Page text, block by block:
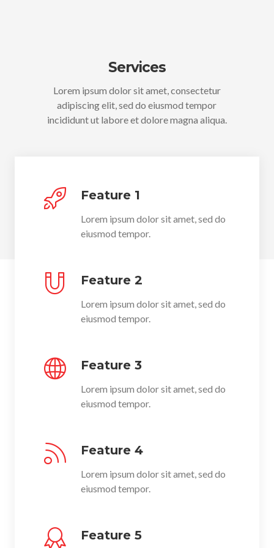
Services
Lorem ipsum dolor sit amet, consectetur
adipiscing elit, sed do eiusmod tempor
incididunt ut labore et dolore magna aliqua.
Feature 1
Lorem ipsum dolor sit amet, sed do
eiusmod tempor.
Feature 2
Lorem ipsum dolor sit amet, sed do
eiusmod tempor.
Feature 3
Lorem ipsum dolor sit amet, sed do
eiusmod tempor.
Feature 4
Lorem ipsum dolor sit amet, sed do
eiusmod tempor.
Feature 5